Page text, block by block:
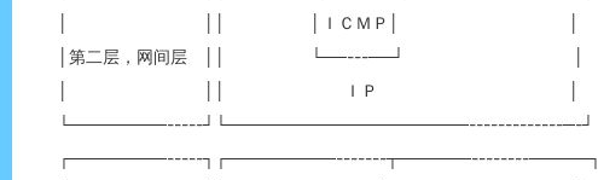
│ ││ │ＩＣＭＰ│ │
│第二层，网间层 ││ └──---──┘ │
│ ││ ＩＰ │
└────────-----┘└────────────────────-------------─-┘
┌────────-----┐┌─────────-------┬──────--------─────┐